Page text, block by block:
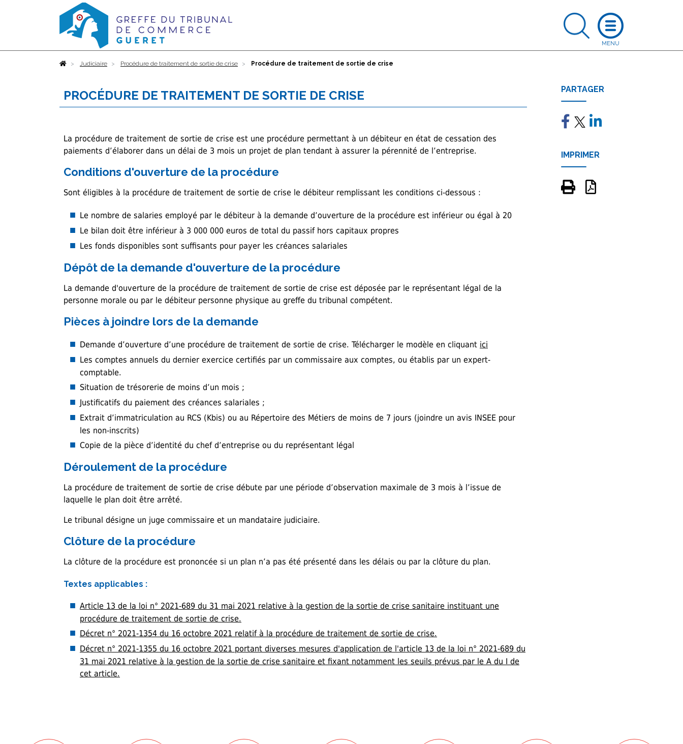
AccueilJudiciaire Procédure de traitement de sortie de crise Procédure de traitement de sortie de crise
PROCÉDURE DE TRAITEMENT DE SORTIE DE CRISE
La procédure de traitement de sortie de crise est une procédure permettant à un débiteur en état de cessation des
paiements d’élaborer dans un délai de 3 mois un projet de plan tendant à assurer la pérennité de l’entreprise.
Conditions d'ouverture de la procédure
Sont éligibles à la procédure de traitement de sortie de crise le débiteur remplissant les conditions ci-dessous :
Le nombre de salaries employé par le débiteur à la demande d’ouverture de la procédure est inférieur ou égal à 20
Le bilan doit être inférieur à 3 000 000 euros de total du passif hors capitaux propres
Les fonds disponibles sont suffisants pour payer les créances salariales
Dépôt de la demande d'ouverture de la procédure
La demande d'ouverture de la procédure de traitement de sortie de crise est déposée par le représentant légal de la
personne morale ou par le débiteur personne physique au greffe du tribunal compétent.
Pièces à joindre lors de la demande
Demande d’ouverture d’une procédure de traitement de sortie de crise. Télécharger le modèle en cliquant ici
Les comptes annuels du dernier exercice certifiés par un commissaire aux comptes, ou établis par un expert-
comptable.
Situation de trésorerie de moins d’un mois ;
Justificatifs du paiement des créances salariales ;
Extrait d’immatriculation au RCS (Kbis) ou au Répertoire des Métiers de moins de 7 jours (joindre un avis INSEE pour
les non-inscrits)
Copie de la pièce d’identité du chef d’entreprise ou du représentant légal
Déroulement de la procédure
La procédure de traitement de sortie de crise débute par une période d’observation maximale de 3 mois à l’issue de
laquelle le plan doit être arrêté.
Le tribunal désigne un juge commissaire et un mandataire judiciaire.
Clôture de la procédure
La clôture de la procédure est prononcée si un plan n’a pas été présenté dans les délais ou par la clôture du plan.
Textes applicables :
Article 13 de la loi n° 2021-689 du 31 mai 2021 relative à la gestion de la sortie de crise sanitaire instituant une
procédure de traitement de sortie de crise.
Décret n° 2021-1354 du 16 octobre 2021 relatif à la procédure de traitement de sortie de crise.
Décret n° 2021-1355 du 16 octobre 2021 portant diverses mesures d'application de l'article 13 de la loi n° 2021-689 du
31 mai 2021 relative à la gestion de la sortie de crise sanitaire et fixant notamment les seuils prévus par le A du I de
cet article.
PARTAGER
IMPRIMER